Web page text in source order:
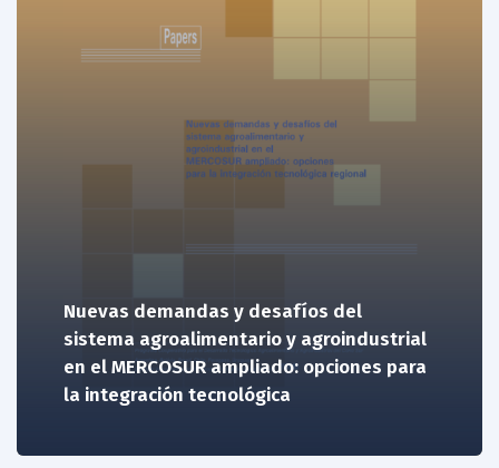
Nuevas demandas y desafíos del
sistema agroalimentario y agroindustrial
en el MERCOSUR ampliado: opciones para
la integración tecnológica